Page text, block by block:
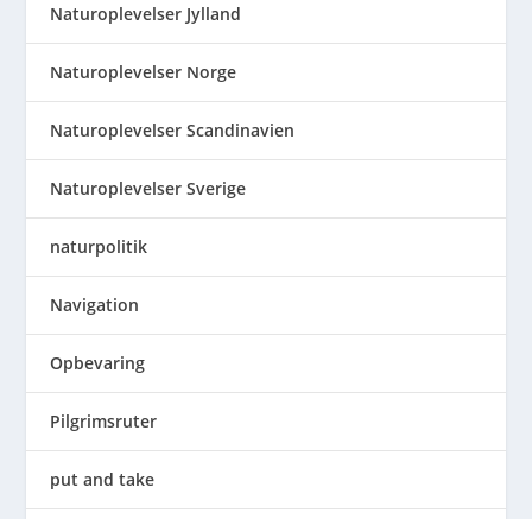
Naturoplevelser Jylland
Naturoplevelser Norge
Naturoplevelser Scandinavien
Naturoplevelser Sverige
naturpolitik
Navigation
Opbevaring
Pilgrimsruter
put and take